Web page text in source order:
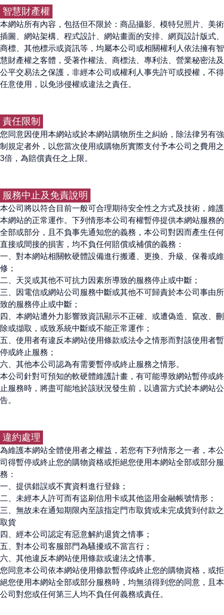
智慧財產權
本網站所有內容，包括但不限於：商品攝影、模特兒照片、美術
插圖、網站架構、程式設計、網站畫面的安排、網頁設計版式、
商標、其他標示或資訊等，均屬本公司或相關權利人依法擁有智
慧財產權之客體，受著作權法、商標法、專利法、營業秘密法及
公平交易法之保護，非經本公司或權利人事先許可或授權，不得
任意使用，以免涉侵權或違法之責任。
責任限制
您同意因使用本網站或於本網站購物所生之糾紛，除法律另有強
制規定者外，以您當次使用或購物所實際支付予本公司之費用之
3倍，為賠償責任之上限。
服務中止及免責說明
本公司將以符合目前一般可合理期待安全性之方式及技術，維護
本網站的正常運作。下列情形本公司有權暫停提供本網站服務的
全部或部分，且不負事先通知您的義務，本公司對因而產生任何
直接或間接的損害，均不負任何賠償或補償的義務：
一、對本網站相關軟硬體設備進行搬遷、更換、升級、保養或維
修；
二、天災或其他不可抗力因素所導致的服務停止或中斷；
三、因電信或網站公司服務中斷或其他不可歸責於本公司事由所
致的服務停止或中斷；
四、本網站遭外力影響致資訊顯示不正確、或遭偽造、竄改、刪
除或擷取，或致系統中斷或不能正常運作；
五、使用者有違反本網站使用條款或法令之情形而對該使用者暫
停或終止服務；
六、其他本公司認為有需要暫停或終止服務之情形。
本公司針對可預知的軟硬體維護計畫，有可能導致網站暫停或終
止服務時，將盡可能地於該狀況發生前，以適當方式於本網站公
告。
違約處理
為維護本網站全體使用者之權益，若您有下列情形之一者，本公
司得暫停或終止您的購物資格或拒絕您使用本網站全部或部分服
務：
一、提供錯誤或不實資料進行登錄；
二、未經本人許可而有盜刷信用卡或其他盜用金融帳號情形；
三、無故未在通知期限內至該指定門市取貨或未完成貨到付款之
取貨
四、經本公司認定有惡意解約退貨之情事；
五、對本公司客服部門為騷擾或不當言行；
六、其他違反本網站使用條款或違法之情事。
您同意本公司依本網站使用條款暫停或終止您的購物資格，或拒
絕您使用本網站全部或部分服務時，均無須得到您的同意，且本
公司對您或任何第三人均不負任何義務或責任。